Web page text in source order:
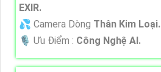
EXIR.
💦 Camera Dòng Thân Kim Loại.
️🎙 Ưu Điểm : Công Nghệ AI.